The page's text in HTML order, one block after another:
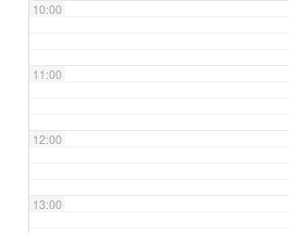
10:00
11:00
12:00
13:00